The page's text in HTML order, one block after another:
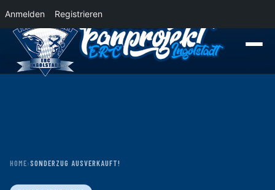
Anmelden Registrieren
NewsDer Panther Express 2026/2027 rollt nach Krefeld! Wohin rollt der
HOME›SONDERZUG AUSVERKAUFT!